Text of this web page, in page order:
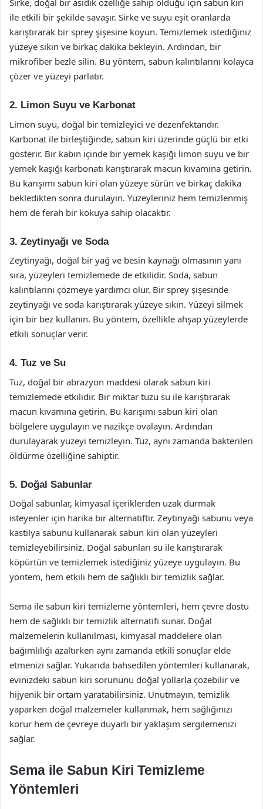
Sirke, doğal bir asidik özelliğe sahip olduğu için sabun kiri
ile etkili bir şekilde savaşır. Sirke ve suyu eşit oranlarda
karıştırarak bir sprey şişesine koyun. Temizlemek istediğiniz
yüzeye sıkın ve birkaç dakika bekleyin. Ardından, bir
mikrofiber bezle silin. Bu yöntem, sabun kalıntılarını kolayca
çözer ve yüzeyi parlatır.
2. Limon Suyu ve Karbonat
Limon suyu, doğal bir temizleyici ve dezenfektandır.
Karbonat ile birleştiğinde, sabun kiri üzerinde güçlü bir etki
gösterir. Bir kabın içinde bir yemek kaşığı limon suyu ve bir
yemek kaşığı karbonatı karıştırarak macun kıvamına getirin.
Bu karışımı sabun kiri olan yüzeye sürün ve birkaç dakika
bekledikten sonra durulayın. Yüzeyleriniz hem temizlenmiş
hem de ferah bir kokuya sahip olacaktır.
3. Zeytinyağı ve Soda
Zeytinyağı, doğal bir yağ ve besin kaynağı olmasının yanı
sıra, yüzeyleri temizlemede de etkilidir. Soda, sabun
kalıntılarını çözmeye yardımcı olur. Bir sprey şişesinde
zeytinyağı ve soda karıştırarak yüzeye sıkın. Yüzeyi silmek
için bir bez kullanın. Bu yöntem, özellikle ahşap yüzeylerde
etkili sonuçlar verir.
4. Tuz ve Su
Tuz, doğal bir abrazyon maddesi olarak sabun kiri
temizlemede etkilidir. Bir miktar tuzu su ile karıştırarak
macun kıvamına getirin. Bu karışımı sabun kiri olan
bölgelere uygulayın ve nazikçe ovalayın. Ardından
durulayarak yüzeyi temizleyin. Tuz, aynı zamanda bakterileri
öldürme özelliğine sahiptir.
5. Doğal Sabunlar
Doğal sabunlar, kimyasal içeriklerden uzak durmak
isteyenler için harika bir alternatiftir. Zeytinyağı sabunu veya
kastilya sabunu kullanarak sabun kiri olan yüzeyleri
temizleyebilirsiniz. Doğal sabunları su ile karıştırarak
köpürtün ve temizlemek istediğiniz yüzeye uygulayın. Bu
yöntem, hem etkili hem de sağlıklı bir temizlik sağlar.
Sema ile sabun kiri temizleme yöntemleri, hem çevre dostu
hem de sağlıklı bir temizlik alternatifi sunar. Doğal
malzemelerin kullanılması, kimyasal maddelere olan
bağımlılığı azaltırken aynı zamanda etkili sonuçlar elde
etmenizi sağlar. Yukarıda bahsedilen yöntemleri kullanarak,
evinizdeki sabun kiri sorununu doğal yollarla çözebilir ve
hijyenik bir ortam yaratabilirsiniz. Unutmayın, temizlik
yaparken doğal malzemeler kullanmak, hem sağlığınızı
korur hem de çevreye duyarlı bir yaklaşım sergilemenizi
sağlar.
Sema ile Sabun Kiri Temizleme
Yöntemleri